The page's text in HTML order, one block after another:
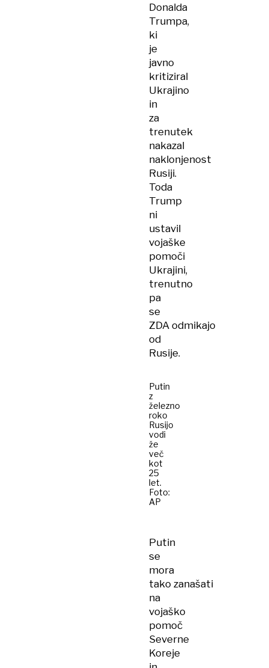
Donalda
Trumpa,
ki
je
javno
kritiziral
Ukrajino
in
za
trenutek
nakazal
naklonjenost
Rusiji.
Toda
Trump
ni
ustavil
vojaške
pomoči
Ukrajini,
trenutno
pa
se
ZDA odmikajo
od
Rusije.
Putin
z
železno
roko
Rusijo
vodi
že
več
kot
25
let.
Foto:
AP
Putin
se
mora
tako zanašati
na
vojaško
pomoč
Severne
Koreje